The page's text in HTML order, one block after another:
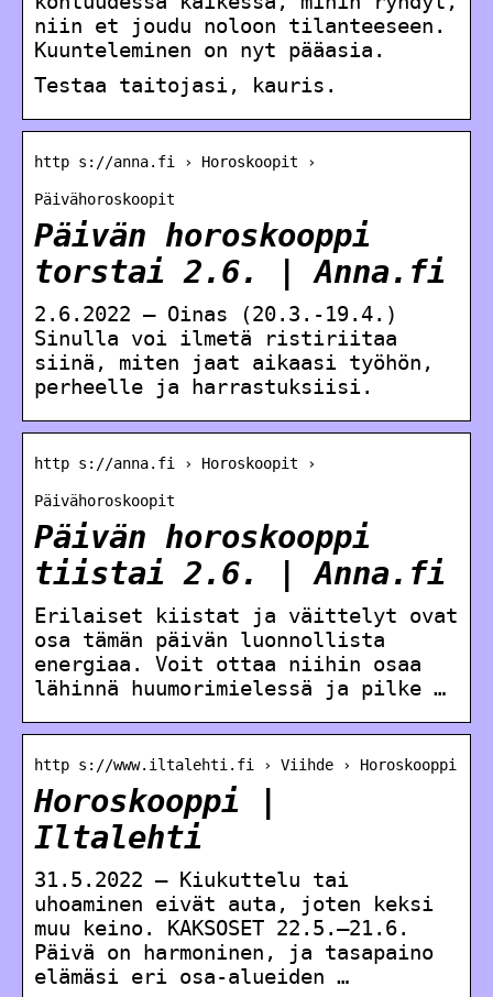
niin et joudu noloon tilanteeseen.
Kuunteleminen on nyt pääasia.
Testaa taitojasi, kauris.
http s://anna.fi › Horoskoopit ›
Päivähoroskoopit
Päivän horoskooppi
torstai 2.6. | Anna.fi
2.6.2022 — Oinas (20.3.-19.4.)
Sinulla voi ilmetä ristiriitaa
siinä, miten jaat aikaasi työhön,
perheelle ja harrastuksiisi.
http s://anna.fi › Horoskoopit ›
Päivähoroskoopit
Päivän horoskooppi
tiistai 2.6. | Anna.fi
Erilaiset kiistat ja väittelyt ovat
osa tämän päivän luonnollista
energiaa. Voit ottaa niihin osaa
lähinnä huumorimielessä ja pilke …
http s://www.iltalehti.fi › Viihde › Horoskooppi
Horoskooppi |
Iltalehti
31.5.2022 — Kiukuttelu tai
uhoaminen eivät auta, joten keksi
muu keino. KAKSOSET 22.5.–21.6.
Päivä on harmoninen, ja tasapaino
elämäsi eri osa-alueiden …